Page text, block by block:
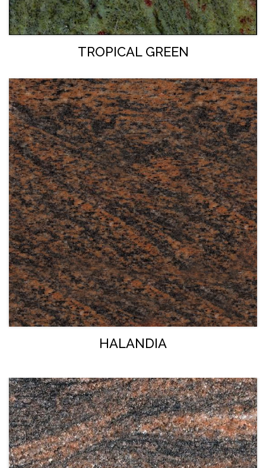
TROPICAL GREEN
HALANDIA